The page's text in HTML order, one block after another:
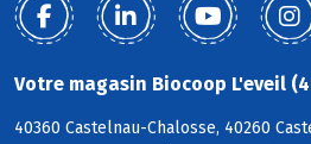
Votre magasin Biocoop L'eveil
40360 Castelnau-Chalosse, 40260